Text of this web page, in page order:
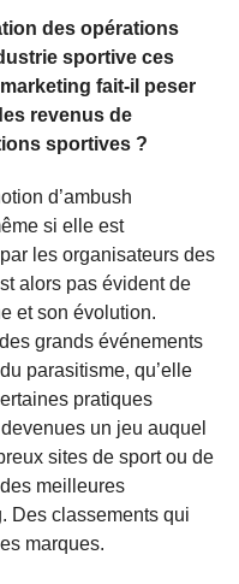
des opérations
sportive ces
fait-il peser
revenus de
sportives ?
d’ambush
si elle est
les organisateurs des
alors pas évident de
et son évolution.
grands événements
parasitisme, qu’elle
pratiques
un jeu auquel
sites de sport ou de
meilleures
Des classements qui
marques.